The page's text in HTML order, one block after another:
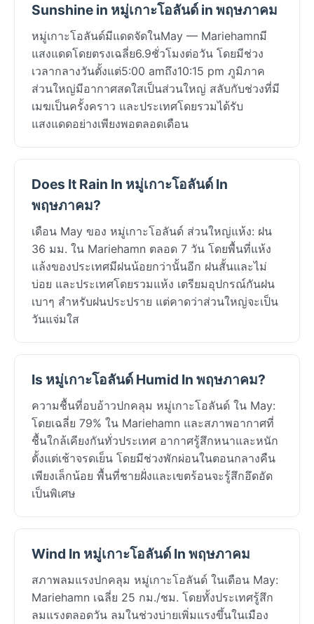
Sunshine in หมู่เกาะโอลันด์ in พฤษภาคม
หมู่เกาะโอลันด์มีแดดจัดในMay — Mariehamnมี
แสงแดดโดยตรงเฉลี่ย6.9ชั่วโมงต่อวัน โดยมีช่วง
เวลากลางวันตั้งแต่5:00 amถึง10:15 pm ภูมิภาค
ส่วนใหญ่มีอากาศสดใสเป็นส่วนใหญ่ สลับกับช่วงที่มี
เมฆเป็นครั้งคราว และประเทศโดยรวมได้รับ
แสงแดดอย่างเพียงพอตลอดเดือน
Does It Rain In หมู่เกาะโอลันด์ In
พฤษภาคม?
เดือน May ของ หมู่เกาะโอลันด์ ส่วนใหญ่แห้ง: ฝน
36 มม. ใน Mariehamn ตลอด 7 วัน โดยพื้นที่แห้ง
แล้งของประเทศมีฝนน้อยกว่านั้นอีก ฝนสั้นและไม่
บ่อย และประเทศโดยรวมแห้ง เตรียมอุปกรณ์กันฝน
เบาๆ สำหรับฝนประปราย แต่คาดว่าส่วนใหญ่จะเป็น
วันแจ่มใส
Is หมู่เกาะโอลันด์ Humid In พฤษภาคม?
ความชื้นที่อบอ้าวปกคลุม หมู่เกาะโอลันด์ ใน May:
โดยเฉลี่ย 79% ใน Mariehamn และสภาพอากาศที่
ชื้นใกล้เคียงกันทั่วประเทศ อากาศรู้สึกหนาและหนัก
ตั้งแต่เช้าจรดเย็น โดยมีช่วงพักผ่อนในตอนกลางคืน
เพียงเล็กน้อย พื้นที่ชายฝั่งและเขตร้อนจะรู้สึกอึดอัด
เป็นพิเศษ
Wind In หมู่เกาะโอลันด์ In พฤษภาคม
สภาพลมแรงปกคลุม หมู่เกาะโอลันด์ ในเดือน May:
Mariehamn เฉลี่ย 25 กม./ชม. โดยทั้งประเทศรู้สึก
ลมแรงตลอดวัน ลมในช่วงบ่ายเพิ่มแรงขึ้นในเมือง